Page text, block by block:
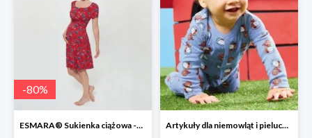
-80%
ESMARA® Sukienka ciążowa -79% Artykuły dla niemowląt i pieluchy w Lidlu Online do -41%